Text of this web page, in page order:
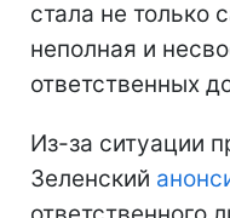
стала не только
неполная и
ответственных
Из-за ситуации
Зеленский